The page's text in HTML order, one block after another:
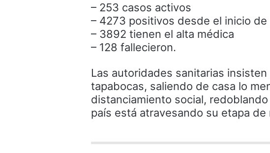
– 253 casos activos
– 4273 positivos desde el inicio de
– 3892 tienen el alta médica
– 128 fallecieron.
Las autoridades sanitarias
tapabocas, saliendo de casa lo
distanciamiento social,
país está atravesando su etapa